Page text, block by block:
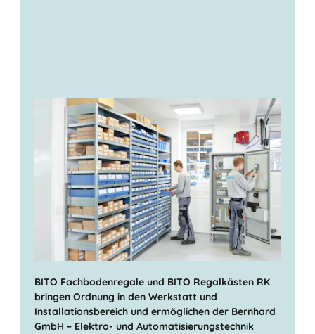
BITO Fachbodenregale und BITO Regalkästen RK
bringen Ordnung in den Werkstatt und
Installationsbereich und ermöglichen der Bernhard
GmbH – Elektro- und Automatisierungstechnik